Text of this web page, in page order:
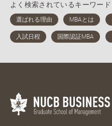
よく検索されているキーワード